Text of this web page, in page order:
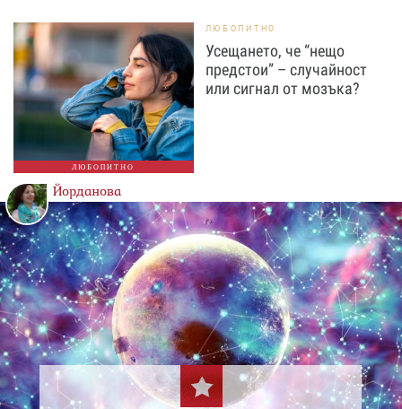
ЛЮБОПИТНО
ЛЮБОПИТНО
Усещането, че “нещо
предстои” – случайност
или сигнал от мозъка?
Йорданова